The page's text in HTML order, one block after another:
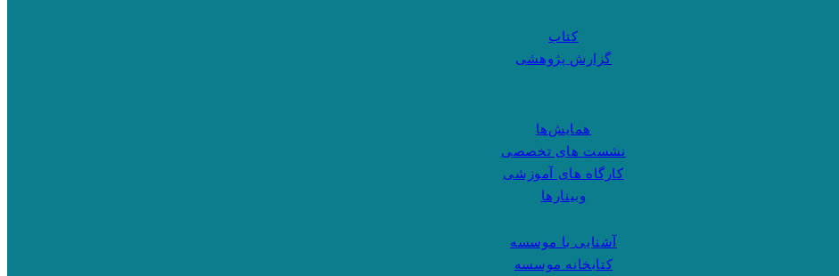
کتاب
گزارش پژوهشی
همایش‌ها
نشست های تخصصی
کارگاه های آموزشی
وبینارها
آشنایی با موسسه
کتابخانه موسسه